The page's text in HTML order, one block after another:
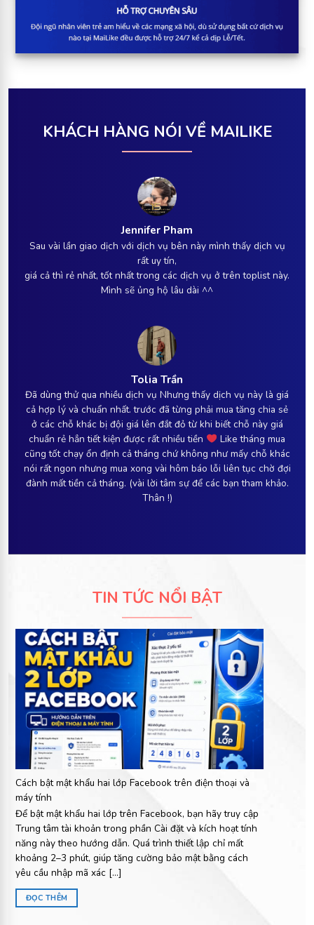
KHÁCH HÀNG NÓI VỀ MAILIKE
Jennifer Pham
Sau vài lần giao dịch với dịch vụ bên này mình thấy dịch vụ
rất uy tín,
giá cả thì rẻ nhất, tốt nhất trong các dịch vụ ở trên toplist này.
Mình sẽ ủng hộ lâu dài ^^
Tolia Trần
Đã dùng thử qua nhiều dịch vụ Nhưng thấy dịch vụ này là giá
cả hợp lý và chuẩn nhất. trước đã từng phải mua tăng chia sẻ
ở các chỗ khác bị đội giá lên đắt đỏ từ khi biết chỗ này giá
chuẩn rẻ hẳn tiết kiện được rất nhiều tiền
Like tháng mua
cũng tốt chạy ổn định cả tháng chứ không như mấy chỗ khác
nói rất ngon nhưng mua xong vài hôm báo lỗi liên tục chờ đợi
đành mất tiền cả tháng. (vài lời tâm sự để các bạn tham khảo.
Thân !)
TIN TỨC NỔI BẬT
Cách bật mật khẩu hai lớp Facebook trên điện thoại và
máy tính
Để bật mật khẩu hai lớp trên Facebook, bạn hãy truy cập
Trung tâm tài khoản trong phần Cài đặt và kích hoạt tính
năng này theo hướng dẫn. Quá trình thiết lập chỉ mất
khoảng 2–3 phút, giúp tăng cường bảo mật bằng cách
yêu cầu nhập mã xác [...]
ĐỌC THÊM